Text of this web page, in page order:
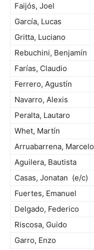
Faijós, Joel
García, Lucas
Gritta, Luciano
Rebuchini, Benjamín
Farías, Claudio
Ferrero, Agustín
Navarro, Alexis
Peralta, Lautaro
Whet, Martín
Arruabarrena, Marcelo
Aguilera, Bautista
Casas, Jonatan (e/c)
Fuertes, Emanuel
Delgado, Federico
Riscosa, Guido
Garro, Enzo